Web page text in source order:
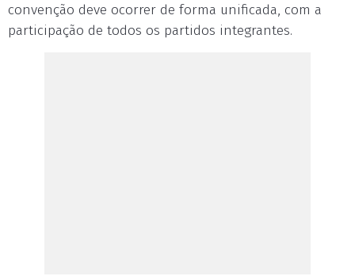
convenção deve ocorrer de forma unificada, com a
participação de todos os partidos integrantes.